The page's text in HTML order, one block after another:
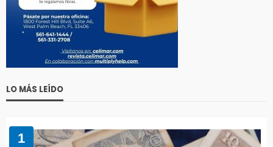
LO MÁS LEÍDO
1